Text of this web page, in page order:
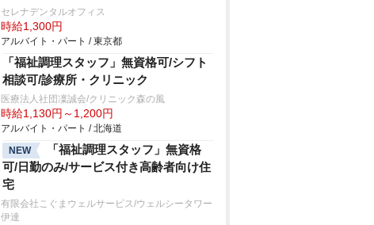
セレナデンタルオフィス
時給1,300円
アルバイト・パート / 東京都
「福祉調理スタッフ」無資格可/シフト
相談可/診療所・クリニック
医療法人社団凜誠会/クリニック森の風
時給1,130円～1,200円
アルバイト・パート / 北海道
NEW
「福祉調理スタッフ」無資格
可/日勤のみ/サービス付き高齢者向け住
宅
有限会社こぐまウェルサービス/ウェルシータワー
伊達